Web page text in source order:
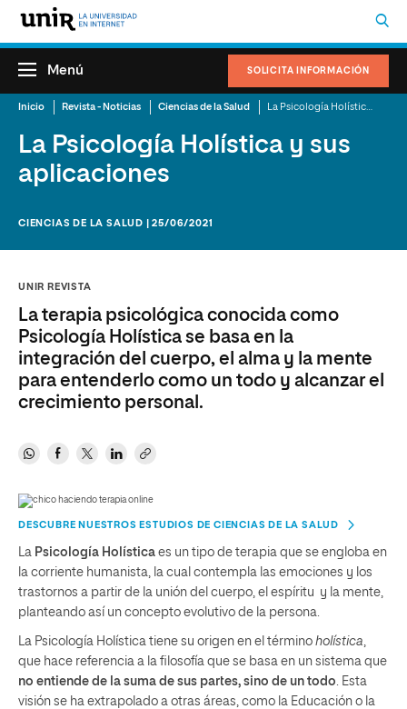
SOLICITA INFORMACIÓN
Menú
Inicio Revista - Noticias Ciencias de la Salud
La Psicología Holística y sus
aplicaciones
CIENCIAS DE LA SALUD | 25/06/2021
UNIR REVISTA
La terapia psicológica conocida como
Psicología Holística se basa en la
integración del cuerpo, el alma y la mente
para entenderlo como un todo y alcanzar el
crecimiento personal.
DESCUBRE NUESTROS ESTUDIOS DE CIENCIAS DE LA SALUD
La Psicología Holística es un tipo de terapia que se engloba en
la corriente humanista, la cual contempla las emociones y los
trastornos a partir de la unión del cuerpo, el espíritu y la mente,
planteando así un concepto evolutivo de la persona.
La Psicología Holística tiene su origen en el término holística,
que hace referencia a la filosofía que se basa en un sistema que
no entiende de la suma de sus partes, sino de un todo. Esta
visión se ha extrapolado a otras áreas, como la Educación o la